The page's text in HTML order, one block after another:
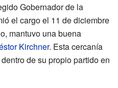
Gobernador de la
el cargo el 11 de diciembre
mantuvo una buena
Kirchner. Esta cercanía
de su propio partido en